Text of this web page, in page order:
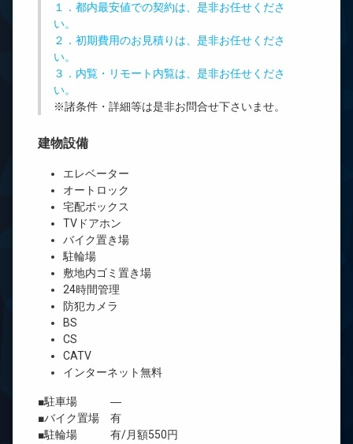
１．都内最安値での契約は、是非お任せくださ
い。
２．初期費用のお見積りは、是非お任せくださ
い。
３．内覧・リモート内覧は、是非お任せくださ
い。
※諸条件・詳細等は是非お問合せ下さいませ。
建物設備
エレベーター
オートロック
宅配ボックス
TVドアホン
バイク置き場
駐輪場
敷地内ゴミ置き場
24時間管理
防犯カメラ
BS
CS
CATV
インターネット無料
■駐車場 ―
■バイク置場 有
■駐輪場 有/月額550円